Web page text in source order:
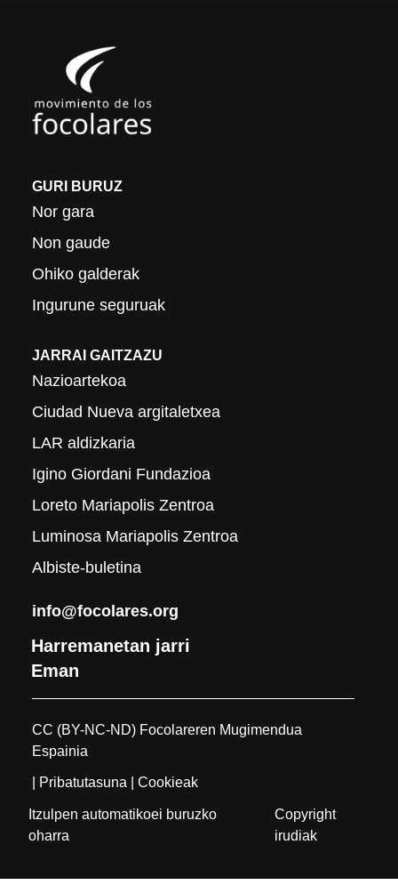
GURI BURUZ
Nor gara
Non gaude
Ohiko galderak
Ingurune seguruak
JARRAI GAITZAZU
Nazioartekoa
Ciudad Nueva argitaletxea
LAR aldizkaria
Igino Giordani Fundazioa
Loreto Mariapolis Zentroa
Luminosa Mariapolis Zentroa
Albiste-buletina
info@focolares.org
Harremanetan jarri
Eman
CC (BY-NC-ND) Focolareren Mugimendua
Espainia
| Pribatutasuna | Cookieak
Itzulpen automatikoei buruzko
oharra
Copyright
irudiak